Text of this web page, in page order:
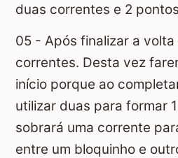
duas correntes e 2
05 - Após finalizar a
correntes. Desta vez
início porque ao
utilizar duas para formar
sobrará uma corrente
entre um bloquinho e